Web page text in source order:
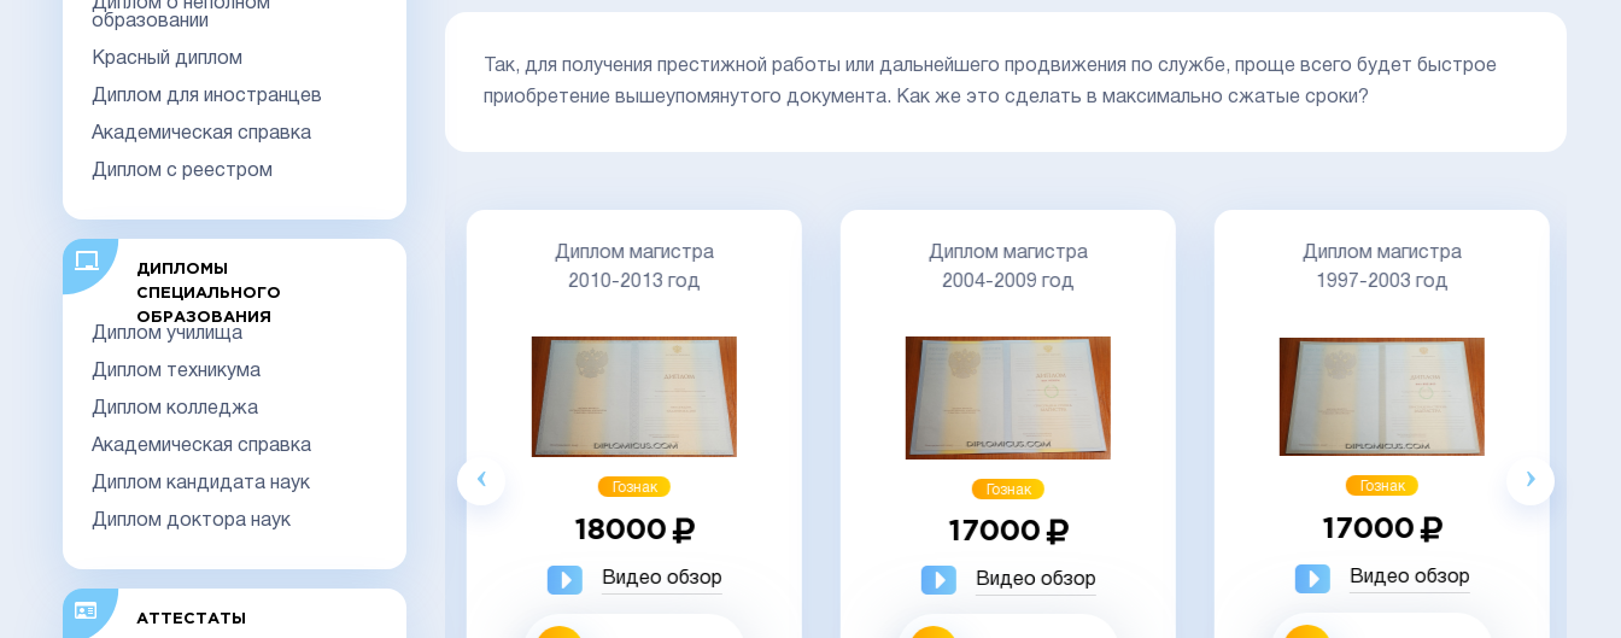
Диплом о неполном
образовании
Красный диплом
Диплом для иностранцев
Академическая справка
Диплом с реестром
ДИПЛОМЫ
СПЕЦИАЛЬНОГО
ОБРАЗОВАНИЯ
Диплом училища
Диплом техникума
Диплом колледжа
Академическая справка
Диплом кандидата наук
Диплом доктора наук
АТТЕСТАТЫ
Так, для получения престижной работы или дальнейшего продвижения по службе, проще всего будет быстрое
приобретение вышеупомянутого документа. Как же это сделать в максимально сжатые сроки?
НОВОГО ОБРАЗЦА
Видео обзор
Диплом магистра
2010-2013 год
Гознак
18000
Видео обзор
Диплом магистра
2004-2009 год
Гознак
17000
Видео обзор
Диплом магистра
1997-2003 год
Гознак
17000
Видео обзор